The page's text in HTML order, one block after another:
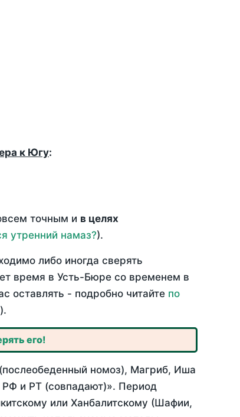
к Югу:
точным и в целях
утренний намаз?).
либо иногда сверять
время в Усть-Бюре со временем в
оставлять - подробно читайте по
его!
номоз), Магриб, Иша
и РТ (совпадают)». Период
или Ханбалитскому (Шафии,